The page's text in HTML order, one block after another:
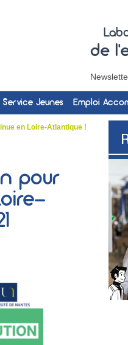
de
Service Jeunes Emploi
en Loire-Atlantique !
pour